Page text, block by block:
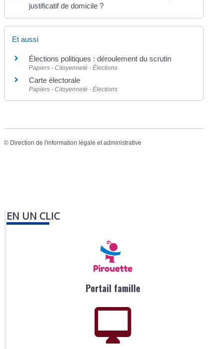
justificatif de domicile ?
Et aussi
Élections politiques : déroulement du scrutin
Papiers - Citoyenneté - Élections
Carte électorale
Papiers - Citoyenneté - Élections
© Direction de l'information légale et administrative
EN UN CLIC
Portail famille